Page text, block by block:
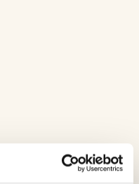
– udsat